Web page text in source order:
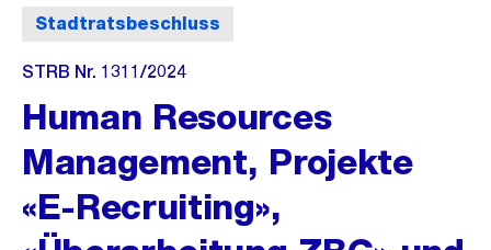
Stadtratsbeschluss
STRB Nr. 1311/2024
Human Resources
Management, Projekte
«E-Recruiting»,